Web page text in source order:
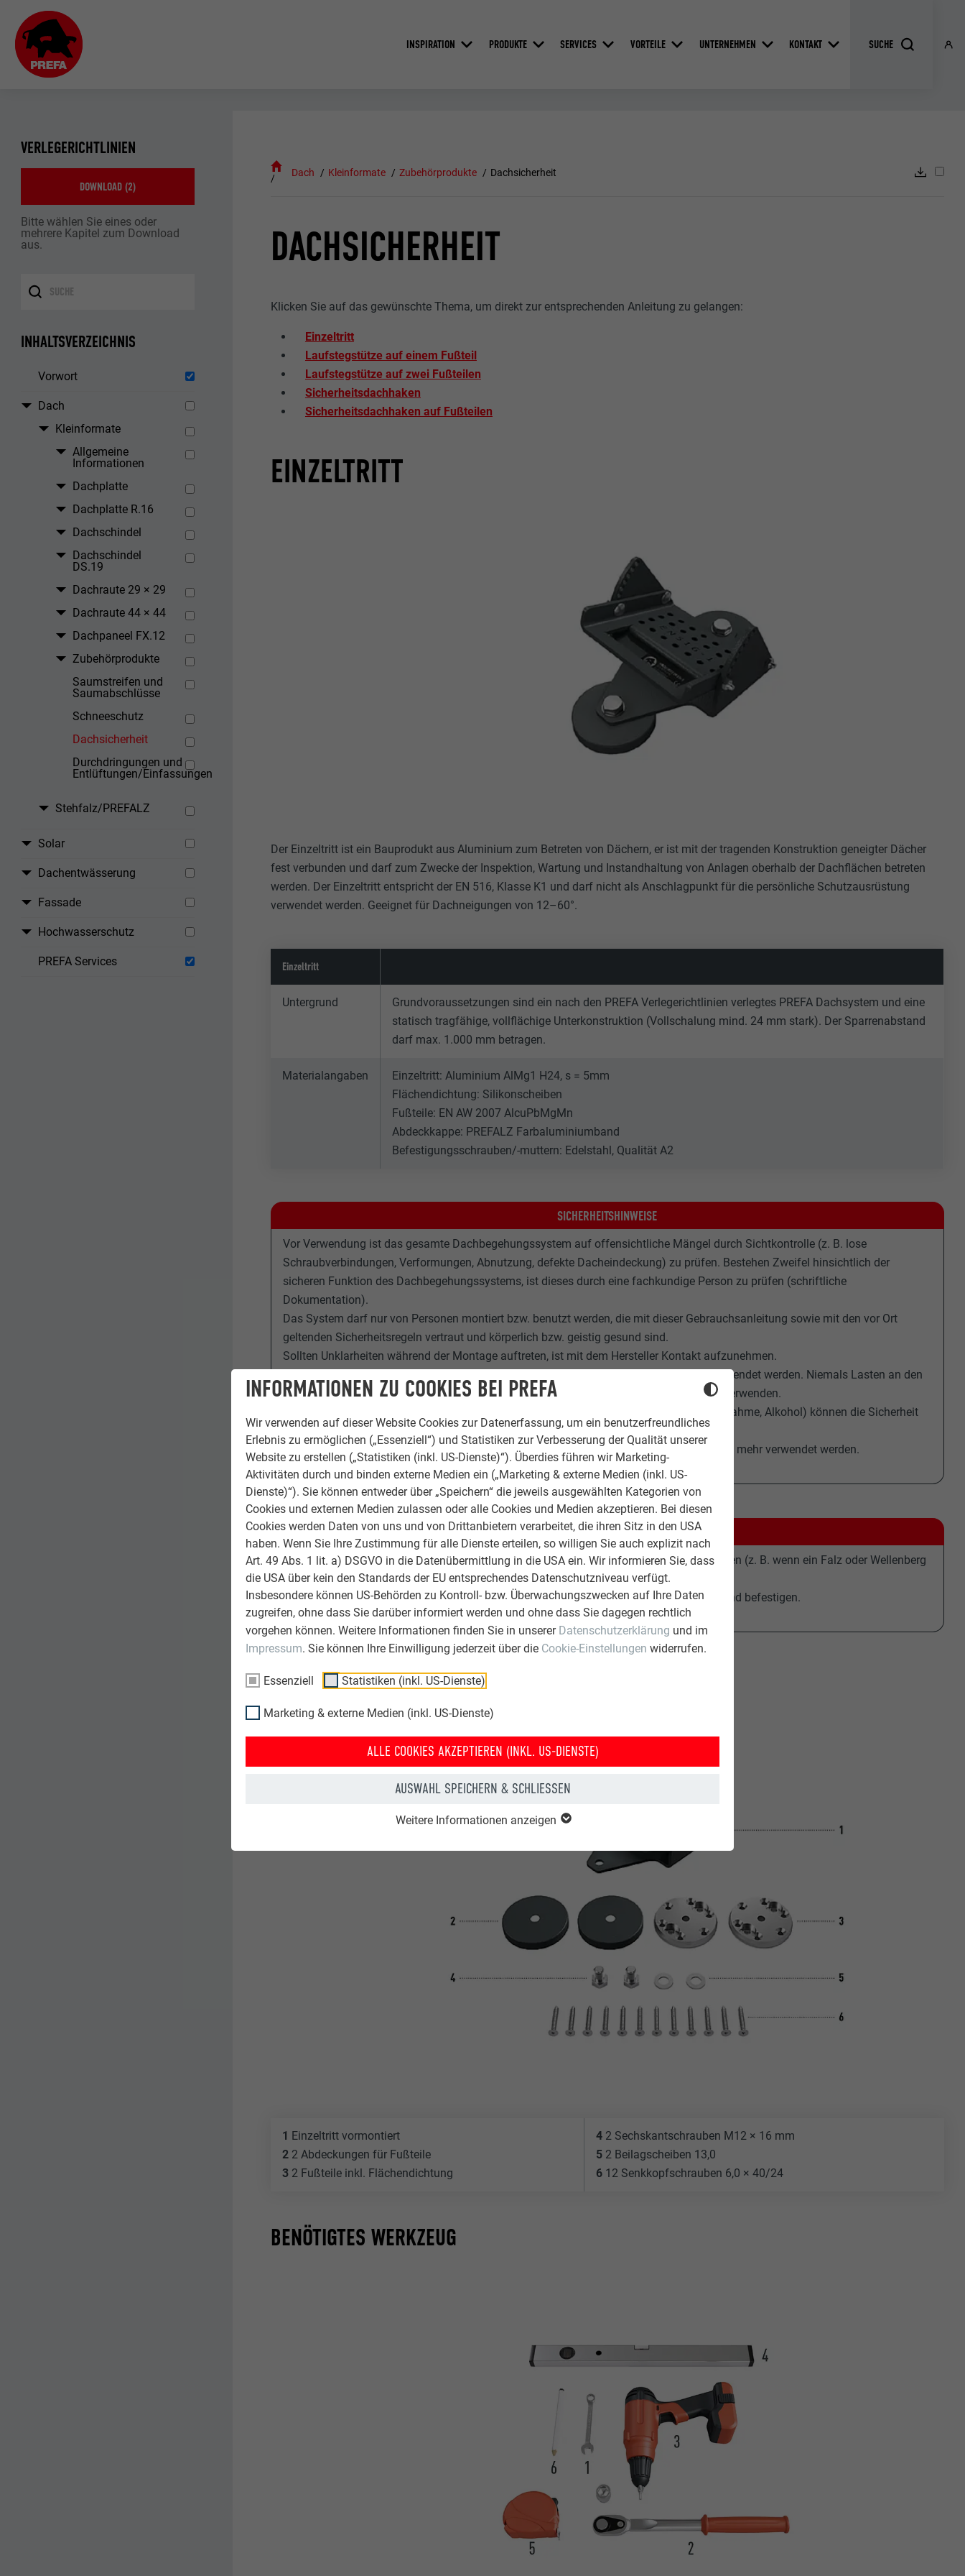
INFORMATIONEN ZU COOKIES BEI PREFA
Wir verwenden auf dieser Website Cookies zur Datenerfassung, um ein benutzerfreundliches
Erlebnis zu ermöglichen („Essenziell“) und Statistiken zur Verbesserung der Qualität unserer
Website zu erstellen („Statistiken (inkl. US-Dienste)“). Überdies führen wir Marketing-
Aktivitäten durch und binden externe Medien ein („Marketing & externe Medien (inkl. US-
Dienste)“). Sie können entweder über „Speichern“ die jeweils ausgewählten Kategorien von
Cookies und externen Medien zulassen oder alle Cookies und Medien akzeptieren. Bei diesen
Cookies werden Daten von uns und von Drittanbietern verarbeitet, die ihren Sitz in den USA
haben. Wenn Sie Ihre Zustimmung für alle Dienste erteilen, so willigen Sie auch explizit nach
Art. 49 Abs. 1 lit. a) DSGVO in die Datenübermittlung in die USA ein. Wir informieren Sie, dass
die USA über kein den Standards der EU entsprechendes Datenschutzniveau verfügt.
Insbesondere können US-Behörden zu Kontroll- bzw. Überwachungszwecken auf Ihre Daten
zugreifen, ohne dass Sie darüber informiert werden und ohne dass Sie dagegen rechtlich
vorgehen können. Weitere Informationen finden Sie in unserer Datenschutzerklärung und im
Impressum. Sie können Ihre Einwilligung jederzeit über die Cookie-Einstellungen widerrufen.
Essenziell Statistiken (inkl. US-Dienste)
Marketing & externe Medien (inkl. US-Dienste)
ALLE COOKIES AKZEPTIEREN (INKL. US-DIENSTE)
AUSWAHL SPEICHERN & SCHLIESSEN
Weitere Informationen anzeigen
INSPIRATION PRODUKTE SERVICES VORTEILE UNTERNEHMEN KONTAKT
VERLEGERICHTLINIEN
DOWNLOAD (2)
Bitte wählen Sie eines oder
mehrere Kapitel zum Download
aus.
INHALTSVERZEICHNIS
Vorwort
Dach
Kleinformate
Allgemeine
Informationen
Dachplatte
Dachplatte R.16
Dachschindel
Dachschindel
DS.19
Dachraute 29 × 29
Dachraute 44 × 44
Dachpaneel FX.12
Zubehörprodukte
Saumstreifen und
Saumabschlüsse
Schneeschutz
Dachsicherheit
Durchdringungen und
Entlüftungen/Einfassungen
Stehfalz/PREFALZ
Solar
Dachentwässerung
Fassade
Hochwasserschutz
PREFA Services
Dach Kleinformate Zubehörprodukte Dachsicherheit
DACHSICHERHEIT
Klicken Sie auf das gewünschte Thema, um direkt zur entsprechenden Anleitung zu gelangen:
Einzeltritt
Laufstegstütze auf einem Fußteil
Laufstegstütze auf zwei Fußteilen
Sicherheitsdachhaken
Sicherheitsdachhaken auf Fußteilen
EINZELTRITT
Der Einzeltritt ist ein Bauprodukt aus Aluminium zum Betreten von Dächern, er ist mit der tragenden Konstruktion geneigter Dächer
fest verbunden und darf zum Zwecke der Inspektion, Wartung und Instandhaltung von Anlagen oberhalb der Dachflächen betreten
werden. Der Einzeltritt entspricht der EN 516, Klasse K1 und darf nicht als Anschlagpunkt für die persönliche Schutzausrüstung
verwendet werden. Geeignet für Dachneigungen von 12–60°.
Einzeltritt
Untergrund
Grundvoraussetzungen sind ein nach den PREFA Verlegerichtlinien verlegtes PREFA Dachsystem und eine
statisch tragfähige, vollflächige Unterkonstruktion (Vollschalung mind. 24 mm stark). Der Sparrenabstand
darf max. 1.000 mm betragen.
Materialangaben
Einzeltritt: Aluminium AlMg1 H24, s = 5mm
Flächendichtung: Silikonscheiben
Fußteile: EN AW 2007 AlcuPbMgMn
Abdeckkappe: PREFALZ Farbaluminiumband
Befestigungsschrauben/-muttern: Edelstahl, Qualität A2
SICHERHEITSHINWEISE
Vor Verwendung ist das gesamte Dachbegehungssystem auf offensichtliche Mängel durch Sichtkontrolle (z. B. lose
Schraubverbindungen, Verformungen, Abnutzung, defekte Dacheindeckung) zu prüfen. Bestehen Zweifel hinsichtlich der
sicheren Funktion des Dachbegehungssystems, ist dieses durch eine fachkundige Person zu prüfen (schriftliche
Dokumentation).
Das System darf nur von Personen montiert bzw. benutzt werden, die mit dieser Gebrauchsanleitung sowie mit den vor Ort
geltenden Sicherheitsregeln vertraut und körperlich bzw. geistig gesund sind.
Sollten Unklarheiten während der Montage auftreten, ist mit dem Hersteller Kontakt aufzunehmen.
Der Einzeltritt wurde zur Dachbegehung entwickelt und darf nicht für andere Zwecke verwendet werden. Niemals Lasten an den
Einzeltritt hängen oder diesen als Anschlagpunkt für die persönliche Schutzausrüstung verwenden.
Gesundheitliche Einschränkungen (z. B. Herz- und Kreislaufprobleme, Medikamenteneinnahme, Alkohol) können die Sicherheit
des Benutzers bei Arbeiten in der Höhe beeinträchtigen.
Bei Windstärken, die über das übliche Maß hinausgehen, dürfen Sicherungssysteme nicht mehr verwendet werden.
Es dürfen keine Änderungen am Einzeltritt vorgenommen werden.
HINWEIS
Bei allen PREFA Dachsystemen kann es erforderlich sein, eine Unterlagsplatte zu montieren (z. B. wenn ein Falz oder Wellenberg
im Montagebereich
liegt). Den Einzeltritt nicht am Falz oder Wellenberg der PREFA Dacheindeckung setzen und befestigen.
ACHTUNG: Montagebereiche der PREFA Dachsysteme einhalten.
BENÖTIGTES MATERIAL
1 Einzeltritt vormontiert
2 2 Abdeckungen für Fußteile
3 2 Fußteile inkl. Flächendichtung
4 2 Sechskantschrauben M12 × 16 mm
5 2 Beilagscheiben 13,0
6 12 Senkkopfschrauben 6,0 × 40/24
BENÖTIGTES WERKZEUG